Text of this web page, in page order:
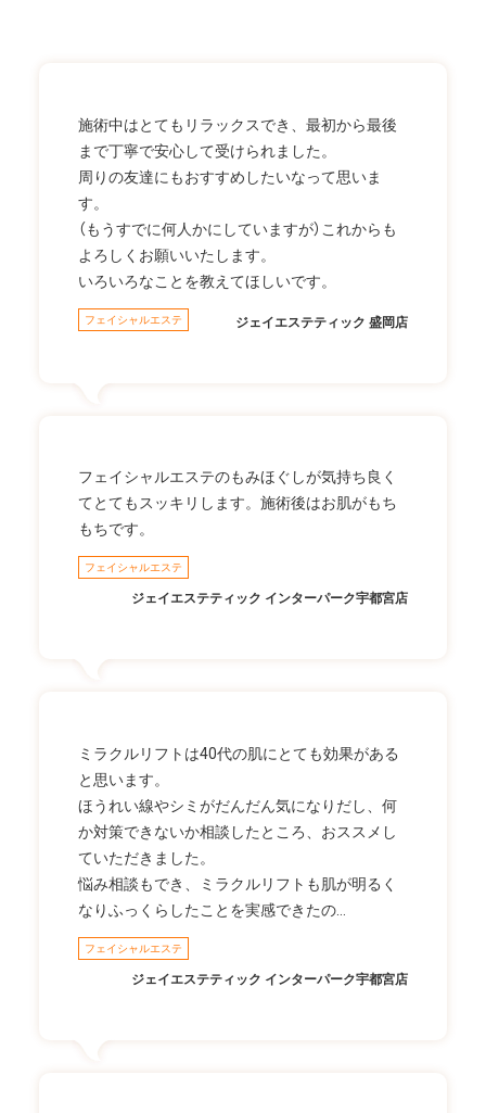
施術中はとてもリラックスでき、最初から最後
まで丁寧で安心して受けられました。
周りの友達にもおすすめしたいなって思いま
す。
（もうすでに何人かにしていますが）これからも
よろしくお願いいたします。
いろいろなことを教えてほしいです。
フェイシャルエステ ジェイエステティック 盛岡店
フェイシャルエステのもみほぐしが気持ち良く
てとてもスッキリします。施術後はお肌がもち
もちです。
フェイシャルエステ
ジェイエステティック インターパーク宇都宮店
ミラクルリフトは40代の肌にとても効果がある
と思います。
ほうれい線やシミがだんだん気になりだし、何
か対策できないか相談したところ、おススメし
ていただきました。
悩み相談もでき、ミラクルリフトも肌が明るく
なりふっくらしたことを実感できたの…
フェイシャルエステ
ジェイエステティック インターパーク宇都宮店